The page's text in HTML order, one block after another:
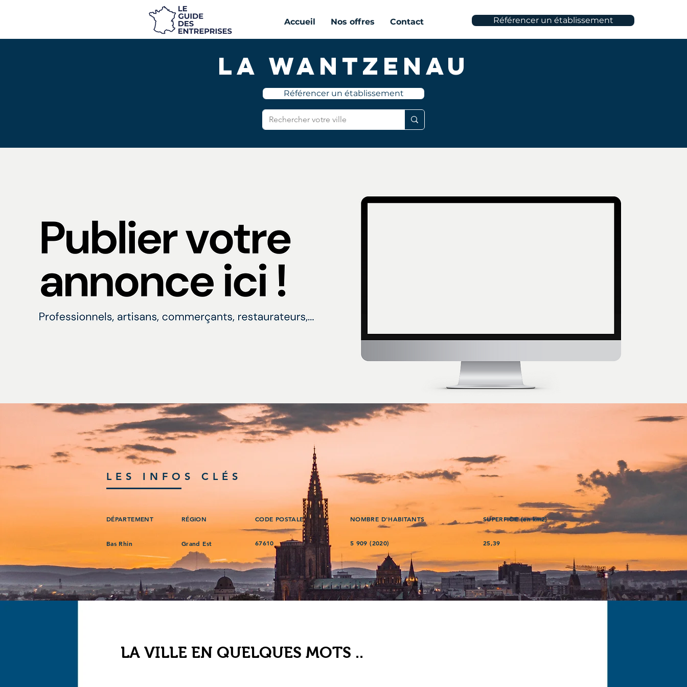
Référencer un établissement
Accueil Nos offres Contact
La Wantzenau
Référencer un établissement
LES INFOS CLÉS
DÉPARTEMENT
Bas Rhin
RÉGION
Grand Est
CODE POSTALE
67610
NOMBRE D'HABITANTS
5 909 (2020)
SUPERFICIE (en km2)
25,39
LA VILLE EN QUELQUES MOTS ..